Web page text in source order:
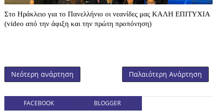
Στο Ηράκλειο για το Πανελλήνιο οι νεανίδες μας ΚΑΛΗ ΕΠΙΤΥΧΙΑ
(video από την άφιξη και την πρώτη προπόνηση)
Νεότερη ανάρτηση Παλαιότερη Ανάρτηση
FACEBOOK BLOGGER